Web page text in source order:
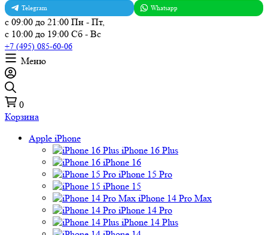
Telegram Whatsapp
с 09:00 до 21:00 Пн - Пт,
с 10:00 до 19:00 Сб - Вс
+7 (495) 085-60-06
Меню
0
Корзина
Apple iPhone
iPhone 16 Plus
iPhone 16
iPhone 15 Pro
iPhone 15
iPhone 14 Pro Max
iPhone 14 Pro
iPhone 14 Plus